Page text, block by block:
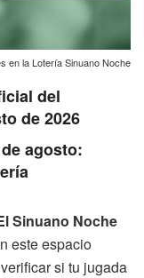
en la Lotería Sinuano Noche
del
de 2026
agosto:
Sinuano Noche
este espacio
si tu jugada